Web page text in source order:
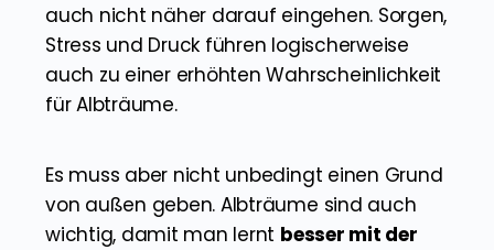
auch nicht näher darauf eingehen. Sorgen,
Stress und Druck führen logischerweise
auch zu einer erhöhten Wahrscheinlichkeit
für Albträume.
Es muss aber nicht unbedingt einen Grund
von außen geben. Albträume sind auch
wichtig, damit man lernt besser mit der